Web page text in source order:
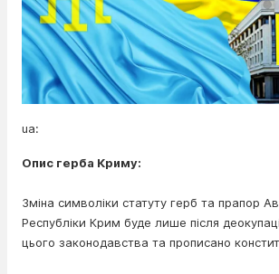
ua:
Опис герба Криму:
Зміна символіки статуту герб та прапор
Республіки Крим буде лише після
цього законодавства та прописано